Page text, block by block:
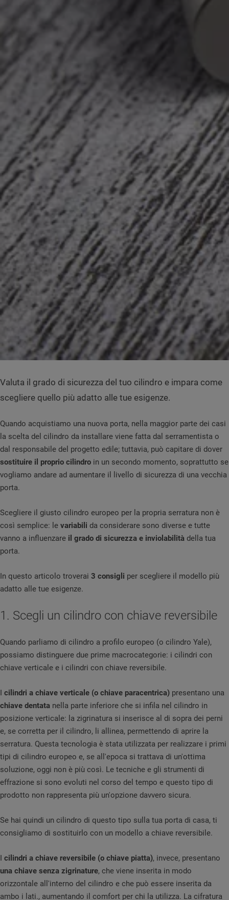
Valuta il grado di sicurezza del tuo cilindro e impara come
scegliere quello più adatto alle tue esigenze.
Quando acquistiamo una nuova porta, nella maggior parte dei casi
la scelta del cilindro da installare viene fatta dal serramentista o
dal responsabile del progetto edile; tuttavia, può capitare di dover
sostituire il proprio cilindro in un secondo momento, soprattutto se
vogliamo andare ad aumentare il livello di sicurezza di una vecchia
porta.
Scegliere il giusto cilindro europeo per la propria serratura non è
così semplice: le variabili da considerare sono diverse e tutte
vanno a influenzare il grado di sicurezza e inviolabilità della tua
porta.
In questo articolo troverai 3 consigli per scegliere il modello più
adatto alle tue esigenze.
1. Scegli un cilindro con chiave reversibile
Quando parliamo di cilindro a profilo europeo (o cilindro Yale),
possiamo distinguere due prime macrocategorie: i cilindri con
chiave verticale e i cilindri con chiave reversibile.
I cilindri a chiave verticale (o chiave paracentrica) presentano una
chiave dentata nella parte inferiore che si infila nel cilindro in
posizione verticale: la zigrinatura si inserisce al di sopra dei perni
e, se corretta per il cilindro, li allinea, permettendo di aprire la
serratura. Questa tecnologia è stata utilizzata per realizzare i primi
tipi di cilindro europeo e, se all'epoca si trattava di un'ottima
soluzione, oggi non è più così. Le tecniche e gli strumenti di
effrazione si sono evoluti nel corso del tempo e questo tipo di
prodotto non rappresenta più un'opzione davvero sicura.
Se hai quindi un cilindro di questo tipo sulla tua porta di casa, ti
consigliamo di sostituirlo con un modello a chiave reversibile.
I cilindri a chiave reversibile (o chiave piatta), invece, presentano
una chiave senza zigrinature, che viene inserita in modo
orizzontale all'interno del cilindro e che può essere inserita da
ambo i lati., aumentando il comfort per chi la utilizza. La cifratura